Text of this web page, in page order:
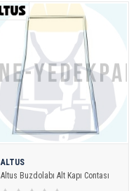
ALTUS
Altus Buzdolabı Alt Kapı Contası